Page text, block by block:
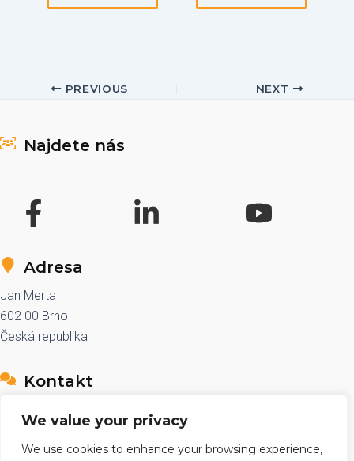
We value your privacy
We use cookies to enhance your browsing experience,
Post PREVIOUS NEXT
Najdete nás
Adresa
Jan Merta
602 00 Brno
Česká republika
Kontakt
telefon: +420 776 590 361